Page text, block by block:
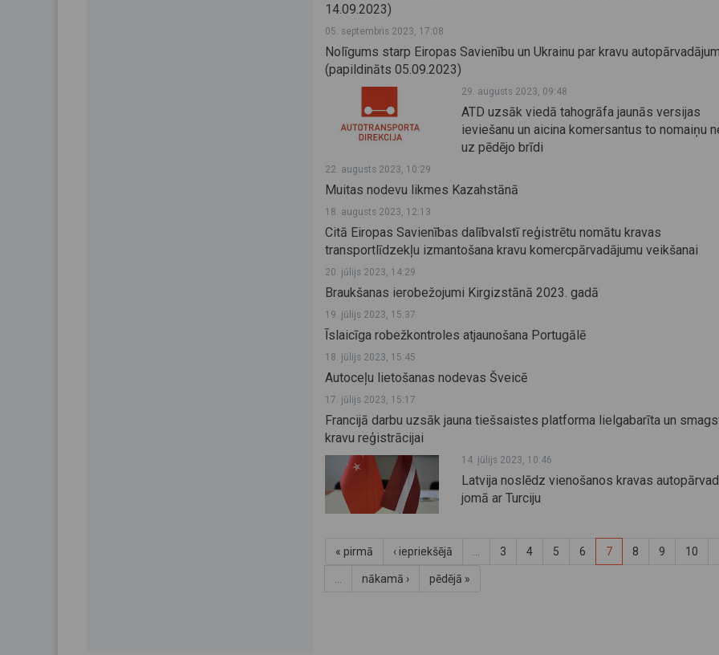
14.09.2023)
05. septembris 2023, 17:08
Nolīgums starp Eiropas Savienību un Ukrainu par kravu
(papildināts 05.09.2023)
29. augusts 2023, 09:48
ATD uzsāk viedā tahogrāfa jaunās versijas
ieviešanu un aicina komersantus to nomaiņu
uz pēdējo brīdi
22. augusts 2023, 10:29
Muitas nodevu likmes Kazahstānā
18. augusts 2023, 12:13
Citā Eiropas Savienības dalībvalstī reģistrētu nomātu kravas
transportlīdzekļu izmantošana kravu komercpārvadājumu veikšanai
20. jūlijs 2023, 14:29
Braukšanas ierobežojumi Kirgizstānā 2023. gadā
19. jūlijs 2023, 15:37
Īslaicīga robežkontroles atjaunošana Portugālē
18. jūlijs 2023, 15:45
Autoceļu lietošanas nodevas Šveicē
17. jūlijs 2023, 15:17
Francijā darbu uzsāk jauna tiešsaistes platforma lielgabarīta un
kravu reģistrācijai
14. jūlijs 2023, 10:46
Latvija noslēdz vienošanos kravas
jomā ar Turciju
« pirmā ‹ iepriekšējā 3 4 5 6 7 8 9 10
nākamā › pēdējā »